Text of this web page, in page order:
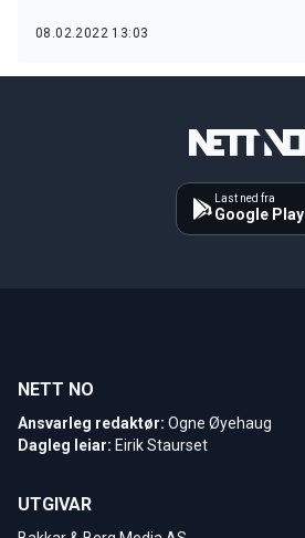
08.02.2022 13:03
Last ned fra
Google Play
NETT NO
Ansvarleg redaktør: Ogne Øyehaug
Dagleg leiar: Eirik Staurset
UTGIVAR